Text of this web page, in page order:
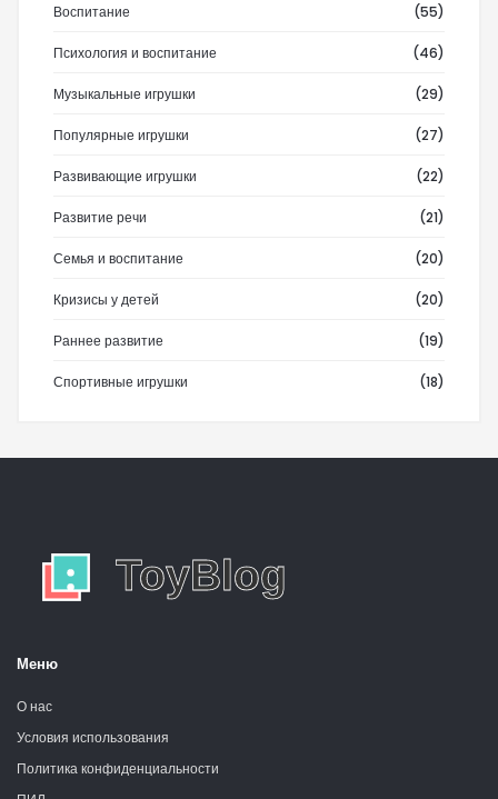
Воспитание (55)
Психология и воспитание (46)
Музыкальные игрушки (29)
Популярные игрушки (27)
Развивающие игрушки (22)
Развитие речи (21)
Семья и воспитание (20)
Кризисы у детей (20)
Раннее развитие (19)
Спортивные игрушки (18)
Меню
О нас
Условия использования
Политика конфиденциальности